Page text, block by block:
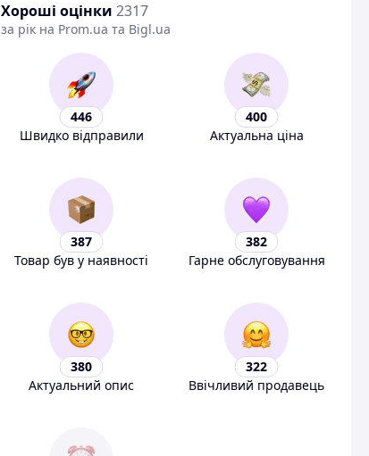
Хороші оцінки 2317
за рік на Prom.ua та Bigl.ua
446
Швидко відправили
400
Актуальна ціна
387
Товар був у наявності
382
Гарне обслуговування
380
Актуальний опис
322
Ввічливий продавець